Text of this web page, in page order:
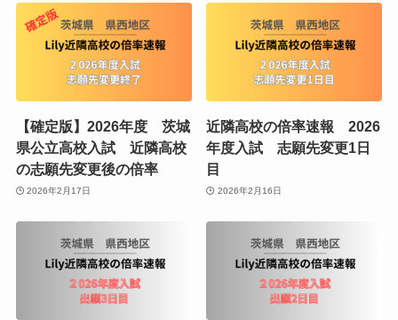
【確定版】2026年度 茨城
県公立高校入試 近隣高校
の志願先変更後の倍率
2026年2月17日
近隣高校の倍率速報 2026
年度入試 志願先変更1日
目
2026年2月16日